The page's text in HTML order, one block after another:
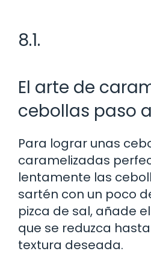
8.1.
El arte de
cebollas paso
Para lograr unas
caramelizadas
lentamente las
sartén con un poco
pizca de sal, añade
que se reduzca
textura deseada.